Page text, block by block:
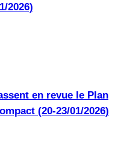
2026)
en revue le Plan
(20-23/01/2026)